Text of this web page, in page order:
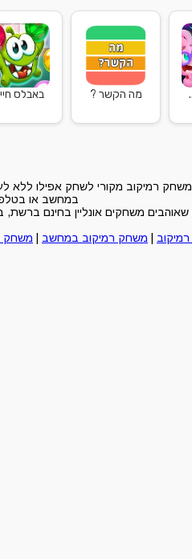
מה הקשר ? באבלס
רמיקוב מקורי לשחק אפילו ללא
במחשב או
משחקים אונליין בחינם ברשת,
משחק רמיקוב במחשב משחק